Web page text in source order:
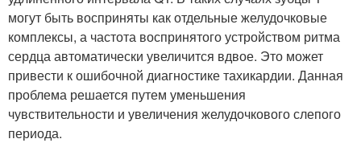
могут быть восприняты как отдельные желудочковые
комплексы, а частота воспринятого устройством ритма
сердца автоматически увеличится вдвое. Это может
привести к ошибочной диагностике тахикардии. Данная
проблема решается путем уменьшения
чувствительности и увеличения желудочкового слепого
периода.